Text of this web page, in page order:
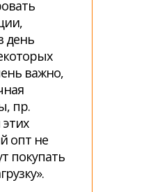
день
важно,
пр.
опт не
покупать